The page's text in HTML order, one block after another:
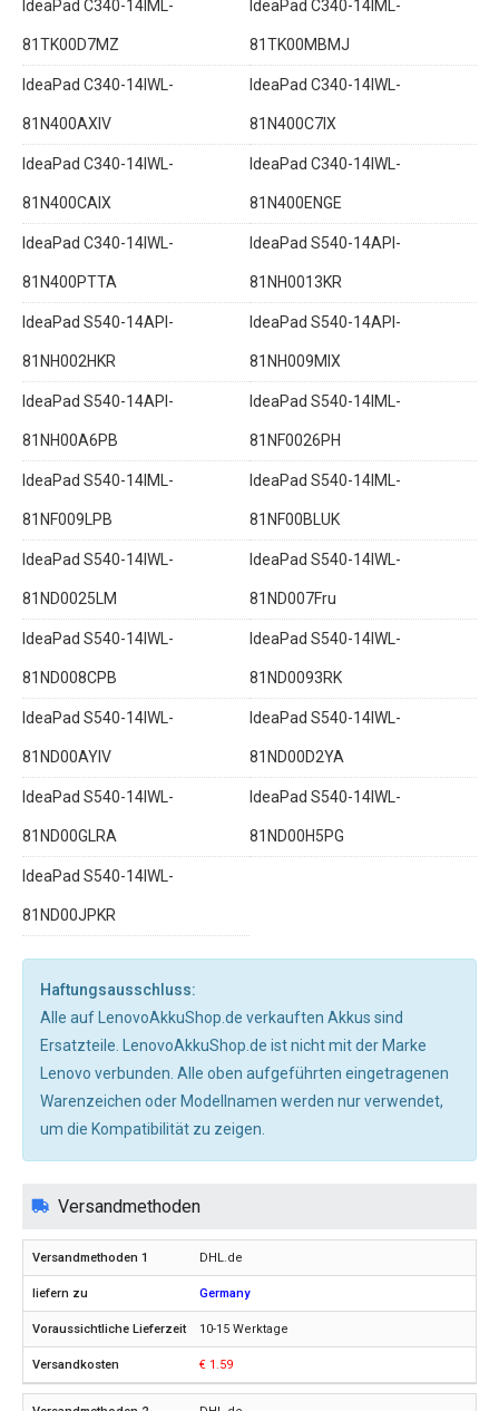
IdeaPad C340-14IML-
81TK00D7MZ
IdeaPad C340-14IML-
81TK00MBMJ
IdeaPad C340-14IWL-
81N400AXIV
IdeaPad C340-14IWL-
81N400C7IX
IdeaPad C340-14IWL-
81N400CAIX
IdeaPad C340-14IWL-
81N400ENGE
IdeaPad C340-14IWL-
81N400PTTA
IdeaPad S540-14API-
81NH0013KR
IdeaPad S540-14API-
81NH002HKR
IdeaPad S540-14API-
81NH009MIX
IdeaPad S540-14API-
81NH00A6PB
IdeaPad S540-14IML-
81NF0026PH
IdeaPad S540-14IML-
81NF009LPB
IdeaPad S540-14IML-
81NF00BLUK
IdeaPad S540-14IWL-
81ND0025LM
IdeaPad S540-14IWL-
81ND007Fru
IdeaPad S540-14IWL-
81ND008CPB
IdeaPad S540-14IWL-
81ND0093RK
IdeaPad S540-14IWL-
81ND00AYIV
IdeaPad S540-14IWL-
81ND00D2YA
IdeaPad S540-14IWL-
81ND00GLRA
IdeaPad S540-14IWL-
81ND00H5PG
IdeaPad S540-14IWL-
81ND00JPKR
Haftungsausschluss:
Alle auf LenovoAkkuShop.de verkauften Akkus sind
Ersatzteile. LenovoAkkuShop.de ist nicht mit der Marke
Lenovo verbunden. Alle oben aufgeführten eingetragenen
Warenzeichen oder Modellnamen werden nur verwendet,
um die Kompatibilität zu zeigen.
Versandmethoden
DHL.de
Germany
10-15 Werktage
€ 1.59